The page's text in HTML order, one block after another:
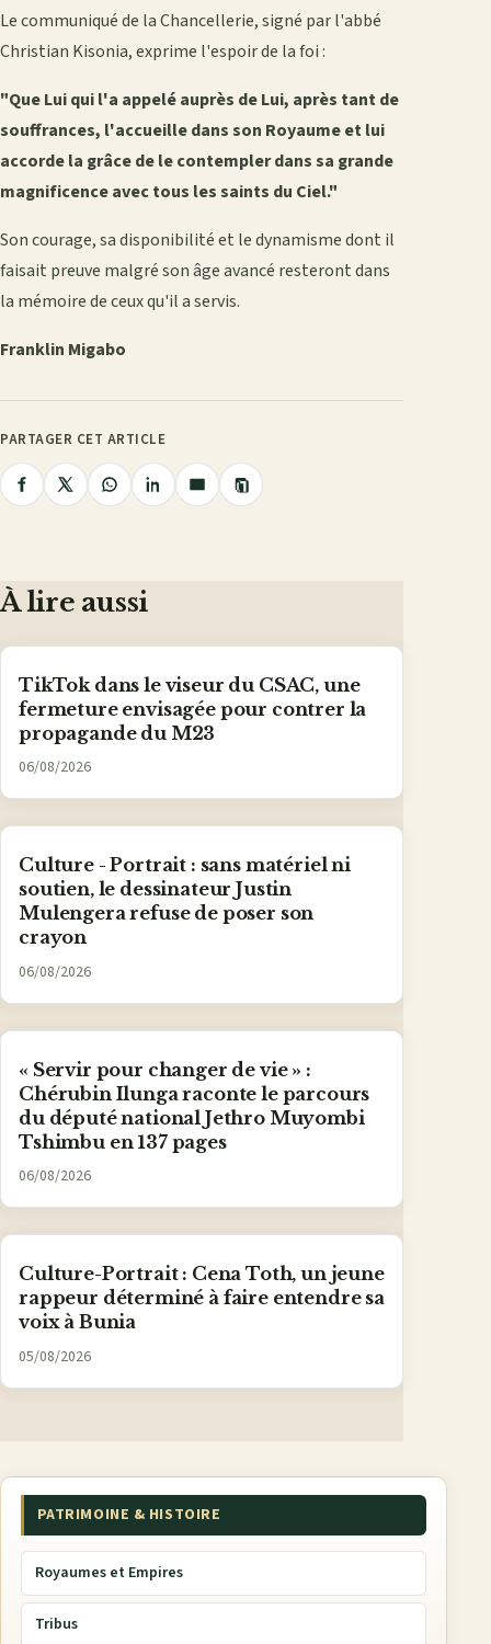
Le communiqué de la Chancellerie, signé par l'abbé
Christian Kisonia, exprime l'espoir de la foi :
"Que Lui qui l'a appelé auprès de Lui, après tant de
souffrances, l'accueille dans son Royaume et lui
accorde la grâce de le contempler dans sa grande
magnificence avec tous les saints du Ciel."
Son courage, sa disponibilité et le dynamisme dont il
faisait preuve malgré son âge avancé resteront dans
la mémoire de ceux qu'il a servis.
Franklin Migabo
PARTAGER CET ARTICLE
PartagerPartagerPartagerPartagerPartager
Copier
le
À lire aussi
TikTok dans le viseur du CSAC, une
fermeture envisagée pour contrer la
propagande du M23
06/08/2026
Culture - Portrait : sans matériel ni
soutien, le dessinateur Justin
Mulengera refuse de poser son
crayon
06/08/2026
« Servir pour changer de vie » :
Chérubin Ilunga raconte le parcours
du député national Jethro Muyombi
Tshimbu en 137 pages
06/08/2026
Culture-Portrait : Cena Toth, un jeune
rappeur déterminé à faire entendre sa
voix à Bunia
05/08/2026
PATRIMOINE & HISTOIRE
Royaumes et Empires
Tribus